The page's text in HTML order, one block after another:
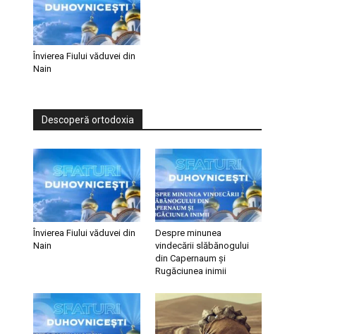
Învierea Fiului văduvei din
Nain
Descoperă ortodoxia
Învierea Fiului văduvei din
Nain
Despre minunea
vindecării slăbănogului
din Capernaum și
Rugăciunea inimii